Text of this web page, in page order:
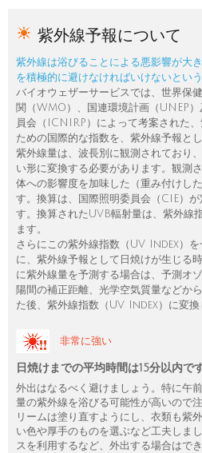
紫外線予報について
紫外線は浴びることによる悪影響が大
を積極的に避けなければいけないとい
バイオウェザーサービスでは、世界保
関（WMO）、国連環境計画（UNEP
員会（ICNIRP）によって考案された
ための国際的な指数を、紫外線予報と
紫外線量は、波長別に観測されており
い形に変換する必要があります。観測
体への影響度を加味した（重み付けし
す。換算は、国際照明委員会（CIE）
す。換算されたUVB輻射量は、紫外線
ます。
さらにこの紫外線指数（UV Index）を
に、紫外線予報として日焼けが生じる
に紫外線量を予測する場合は、予測オ
陽間の補正距離、光学空気質量などか
た後、紫外線指数（UV Index）に変換
非常に強い
日焼けまでの平均時間は15分以内です
外出はなるべく避けましょう。特に午
量の紫外線を浴びる可能性が高いので
リームは塗り直すようにし、衣類も紫
い色や厚手のものを選ぶなど工夫しま
スを利用するなど、外出する場合はで